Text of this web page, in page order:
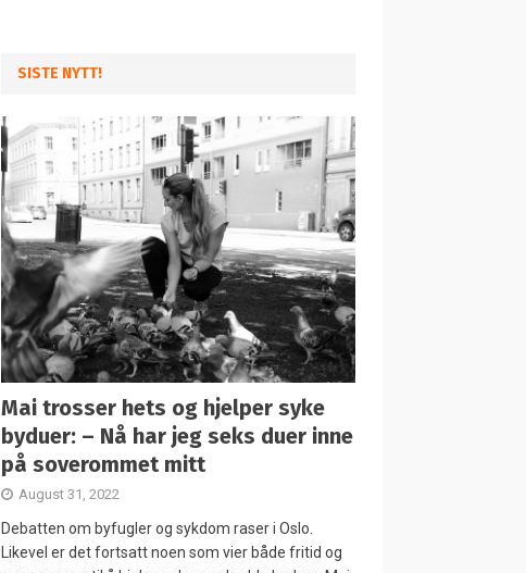
SISTE NYTT!
Mai trosser hets og hjelper syke
byduer: – Nå har jeg seks duer inne
på soverommet mitt
August 31, 2022
Debatten om byfugler og sykdom raser i Oslo.
Likevel er det fortsatt noen som vier både fritid og